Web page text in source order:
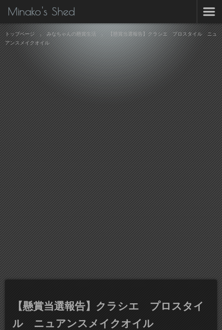
Minako's Shed
トップページ みなちゃんの懸賞生活
【懸賞当選報告】クラシエ プロスタイル ニュ
アンスメイクオイル
【懸賞当選報告】クラシエ プロスタイ
ル ニュアンスメイクオイル